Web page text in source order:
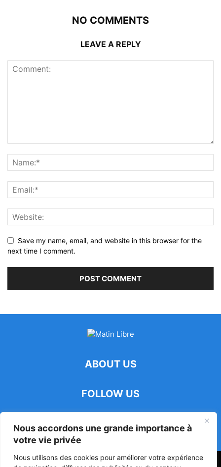
Nous accordons une grande importance à
votre vie privée
Nous utilisons des cookies pour améliorer votre expérience
NO COMMENTS
LEAVE A REPLY
Save my name, email, and website in this browser for the
next time I comment.
ABOUT US
FOLLOW US